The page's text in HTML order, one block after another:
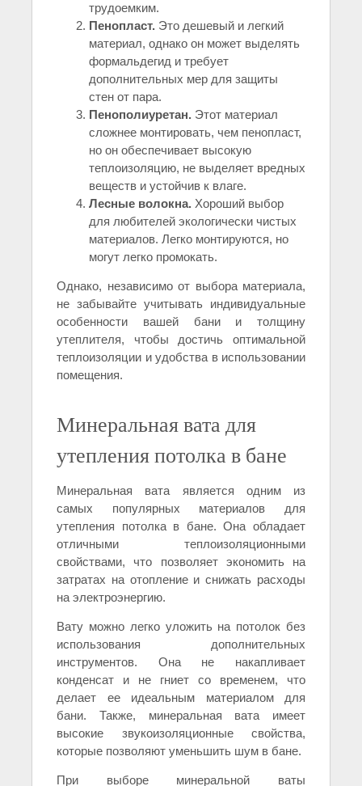
трудоемким.
Пенопласт. Это дешевый и легкий
материал, однако он может выделять
формальдегид и требует
дополнительных мер для защиты
стен от пара.
Пенополиуретан. Этот материал
сложнее монтировать, чем пенопласт,
но он обеспечивает высокую
теплоизоляцию, не выделяет вредных
веществ и устойчив к влаге.
Лесные волокна. Хороший выбор
для любителей экологически чистых
материалов. Легко монтируются, но
могут легко промокать.
Однако, независимо от выбора материала,
не забывайте учитывать индивидуальные
особенности вашей бани и толщину
утеплителя, чтобы достичь оптимальной
теплоизоляции и удобства в использовании
помещения.
Минеральная вата для
утепления потолка в бане
Минеральная вата является одним из
самых популярных материалов для
утепления потолка в бане. Она обладает
отличными теплоизоляционными
свойствами, что позволяет экономить на
затратах на отопление и снижать расходы
на электроэнергию.
Вату можно легко уложить на потолок без
использования дополнительных
инструментов. Она не накапливает
конденсат и не гниет со временем, что
делает ее идеальным материалом для
бани. Также, минеральная вата имеет
высокие звукоизоляционные свойства,
которые позволяют уменьшить шум в бане.
При выборе минеральной ваты